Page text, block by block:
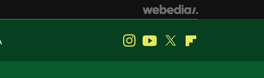
InstagramYoutube
Twitter